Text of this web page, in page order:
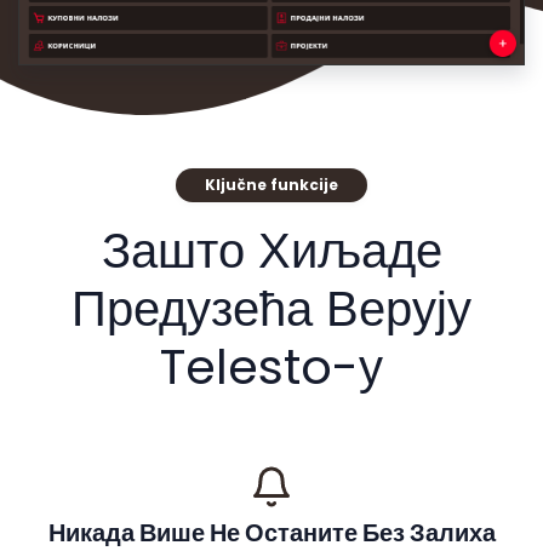
Ključne funkcije
Зашто Хиљаде
Предузећа Верују
Telesto-у
Никада Више Не Останите Без Залиха